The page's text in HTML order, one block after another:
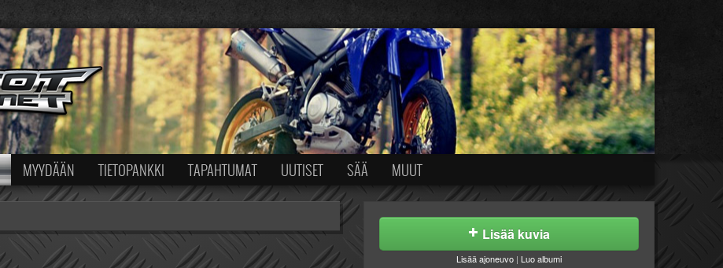
MYYDÄÄN TIETOPANKKI TAPAHTUMAT UUTISET SÄÄ MUUT
Lisää kuvia
Lisää ajoneuvo | Luo albumi